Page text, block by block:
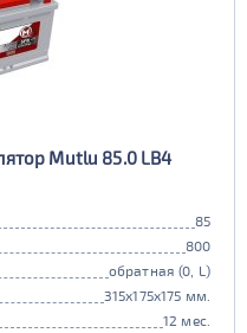
Mutlu 85.0 LB4
85
800
обратная (0, L)
315x175x175 мм.
12 мес.